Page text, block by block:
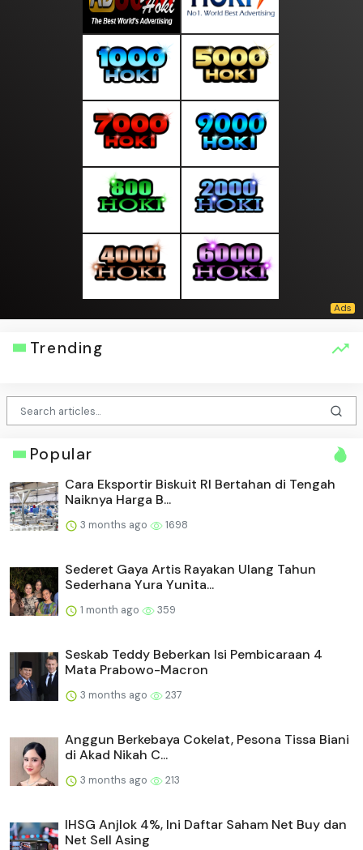
Trending
Popular
Cara Eksportir Biskuit RI Bertahan di Tengah
Naiknya Harga B...
3 months ago 1698
Sederet Gaya Artis Rayakan Ulang Tahun
Sederhana Yura Yunita...
1 month ago 359
Seskab Teddy Beberkan Isi Pembicaraan 4
Mata Prabowo-Macron
3 months ago 237
Anggun Berkebaya Cokelat, Pesona Tissa Biani
di Akad Nikah C...
3 months ago 213
IHSG Anjlok 4%, Ini Daftar Saham Net Buy dan
Net Sell Asing